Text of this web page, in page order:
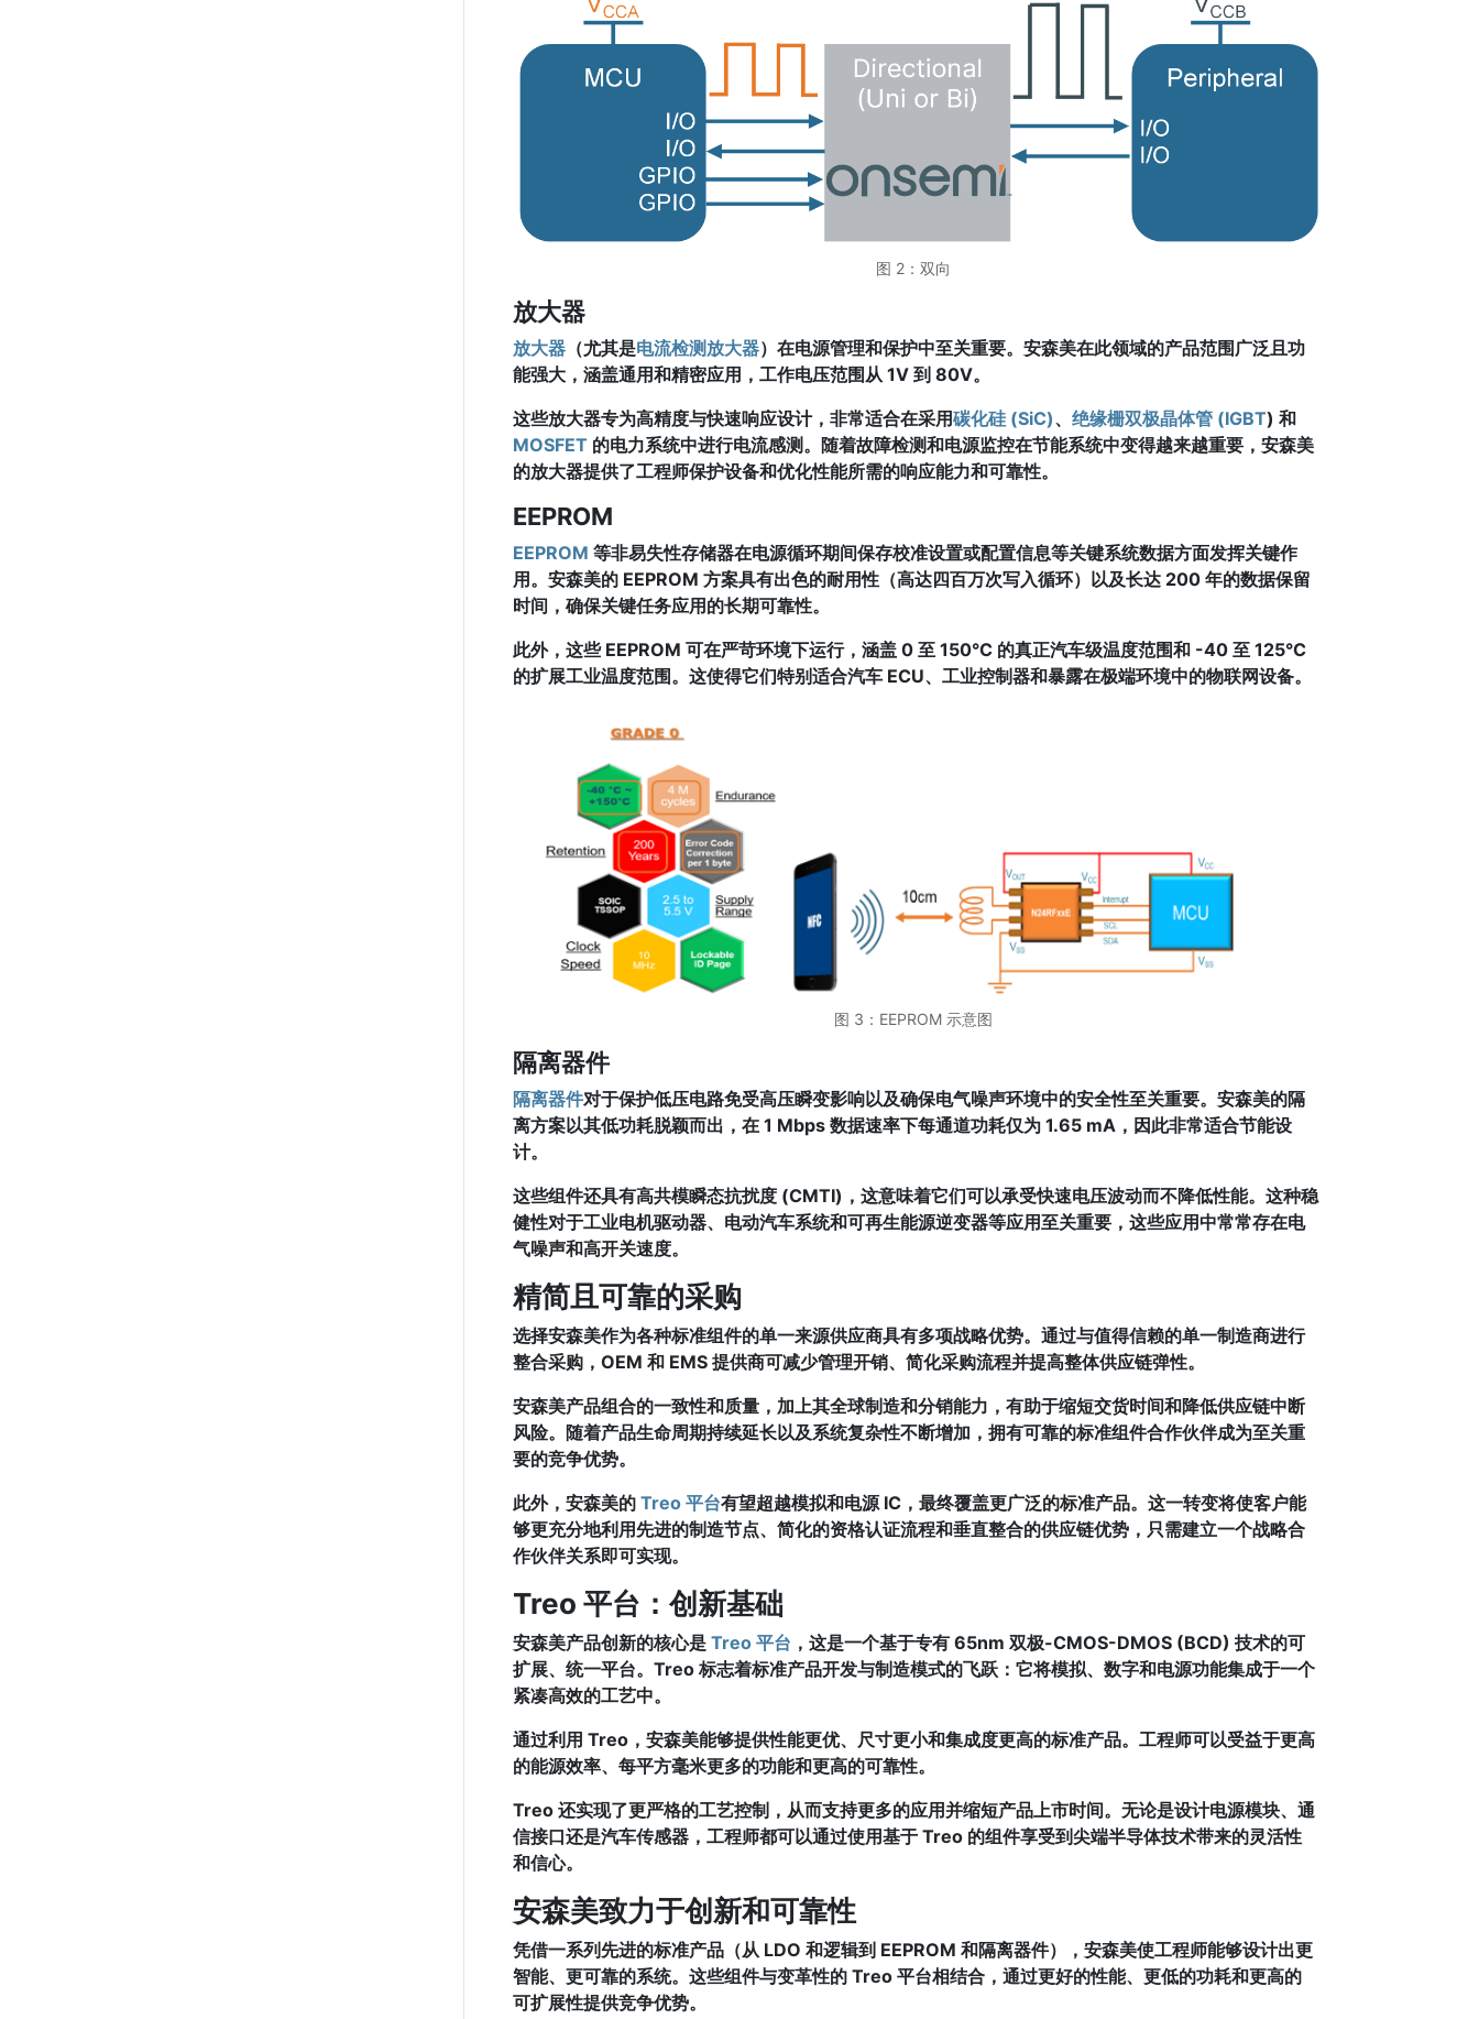
图 2：双向
放大器
放大器 （尤其是电流检测放大器）在电源管理和保护中至关重要。安森美在此领域的产品范围广泛且功
能强大，涵盖通用和精密应用，工作电压范围从 1V 到 80V。
这些放大器专为高精度与快速响应设计，非常适合在采用碳化硅 (SiC)、 绝缘栅双极晶体管 (IGBT) 和
MOSFET 的电力系统中进行电流感测。随着故障检测和电源监控在节能系统中变得越来越重要，安森美
的放大器提供了工程师保护设备和优化性能所需的响应能力和可靠性。
EEPROM
EEPROM 等非易失性存储器在电源循环期间保存校准设置或配置信息等关键系统数据方面发挥关键作
用。安森美的 EEPROM 方案具有出色的耐用性（高达四百万次写入循环）以及长达 200 年的数据保留
时间，确保关键任务应用的长期可靠性。
此外，这些 EEPROM 可在严苛环境下运行，涵盖 0 至 150°C 的真正汽车级温度范围和 -40 至 125°C
的扩展工业温度范围。这使得它们特别适合汽车 ECU、工业控制器和暴露在极端环境中的物联网设备。
图 3：EEPROM 示意图
隔离器件
隔离器件对于保护低压电路免受高压瞬变影响以及确保电气噪声环境中的安全性至关重要。安森美的隔
离方案以其低功耗脱颖而出，在 1 Mbps 数据速率下每通道功耗仅为 1.65 mA，因此非常适合节能设
计。
这些组件还具有高共模瞬态抗扰度 (CMTI)，这意味着它们可以承受快速电压波动而不降低性能。这种稳
健性对于工业电机驱动器、电动汽车系统和可再生能源逆变器等应用至关重要，这些应用中常常存在电
气噪声和高开关速度。
精简且可靠的采购
选择安森美作为各种标准组件的单一来源供应商具有多项战略优势。通过与值得信赖的单一制造商进行
整合采购，OEM 和 EMS 提供商可减少管理开销、简化采购流程并提高整体供应链弹性。
安森美产品组合的一致性和质量，加上其全球制造和分销能力，有助于缩短交货时间和降低供应链中断
风险。随着产品生命周期持续延长以及系统复杂性不断增加，拥有可靠的标准组件合作伙伴成为至关重
要的竞争优势。
此外，安森美的 Treo 平台有望超越模拟和电源 IC，最终覆盖更广泛的标准产品。这一转变将使客户能
够更充分地利用先进的制造节点、简化的资格认证流程和垂直整合的供应链优势，只需建立一个战略合
作伙伴关系即可实现。
Treo 平台：创新基础
安森美产品创新的核心是 Treo 平台 ，这是一个基于专有 65nm 双极-CMOS-DMOS (BCD) 技术的可
扩展、统一平台。Treo 标志着标准产品开发与制造模式的飞跃：它将模拟、数字和电源功能集成于一个
紧凑高效的工艺中。
通过利用 Treo，安森美能够提供性能更优、尺寸更小和集成度更高的标准产品。工程师可以受益于更高
的能源效率、每平方毫米更多的功能和更高的可靠性。
Treo 还实现了更严格的工艺控制，从而支持更多的应用并缩短产品上市时间。无论是设计电源模块、通
信接口还是汽车传感器，工程师都可以通过使用基于 Treo 的组件享受到尖端半导体技术带来的灵活性
和信心。
安森美致力于创新和可靠性
凭借一系列先进的标准产品（从 LDO 和逻辑到 EEPROM 和隔离器件），安森美使工程师能够设计出更
智能、更可靠的系统。这些组件与变革性的 Treo 平台相结合，通过更好的性能、更低的功耗和更高的
可扩展性提供竞争优势。